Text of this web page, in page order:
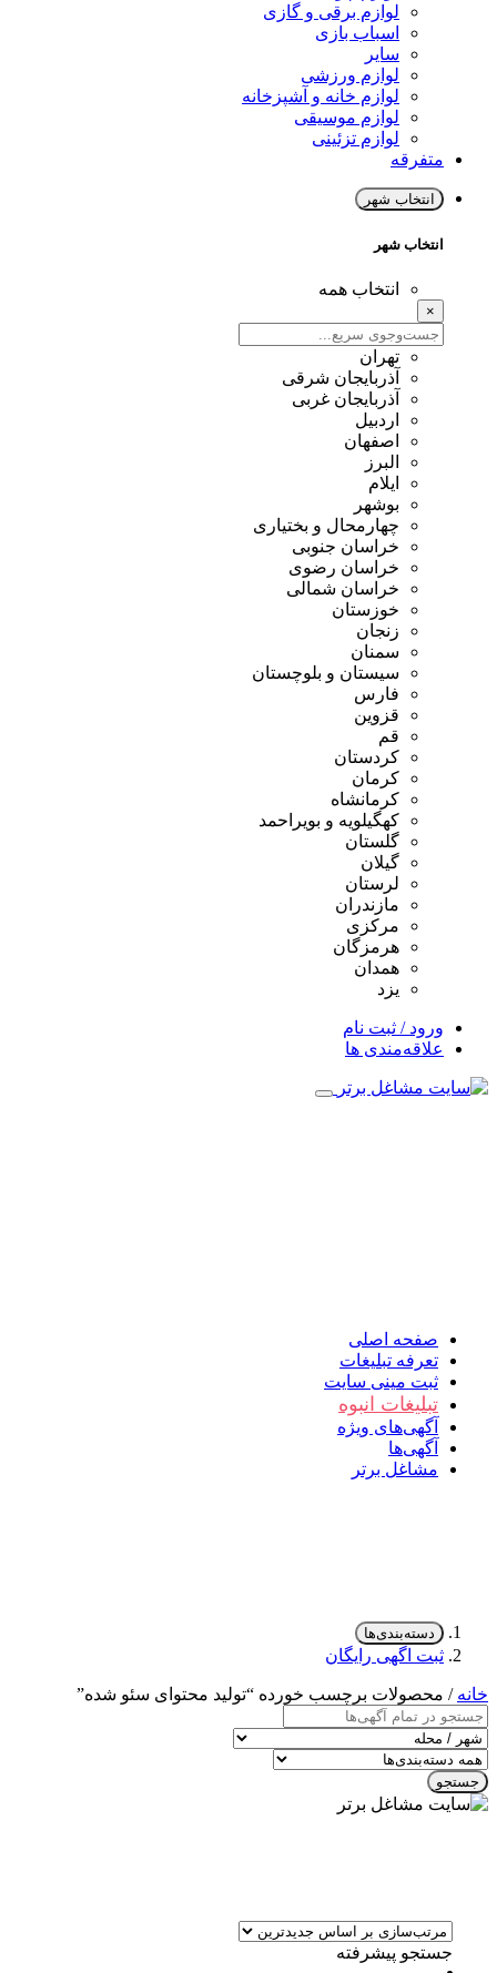
لوازم برقی و گازی
اسباب بازی
سایر
لوازم ورزشی
لوازم خانه و آشپزخانه
لوازم موسیقی
لوازم تزئینی
متفرقه
انتخاب شهر
انتخاب شهر
انتخاب همه
×
تهران
آذربایجان شرقی
آذربایجان غربی
اردبیل
اصفهان
البرز
ایلام
بوشهر
چهارمحال و بختیاری
خراسان جنوبی
خراسان رضوی
خراسان شمالی
خوزستان
زنجان
سمنان
سیستان و بلوچستان
فارس
قزوین
قم
کردستان
کرمان
کرمانشاه
کهگیلویه و بویراحمد
گلستان
گیلان
لرستان
مازندران
مرکزی
هرمزگان
همدان
یزد
ورود / ثبت نام
علاقه‌مندی ها
صفحه اصلی
تعرفه تبلیغات
ثبت مینی سایت
تبلیغات انبوه
آگهی‌های ویژه
آگهی‌ها
مشاغل برتر
دسته‌بندی‌ها
ثبت اگهی رایگان
خانه / محصولات برچسب خورده “تولید محتوای سئو شده”
جستجو
جستجو پیشرفته